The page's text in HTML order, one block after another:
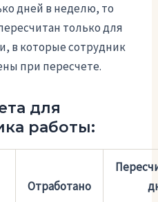
дней в неделю, то
только для
в которые сотрудник
при пересчете.
для
работы:
Отработано